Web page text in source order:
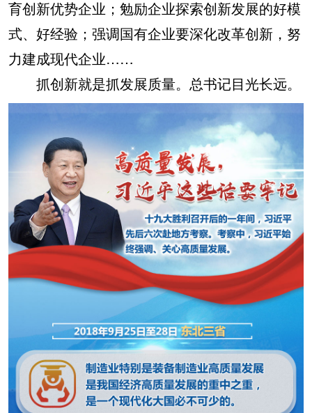
育创新优势企业；勉励企业探索创新发展的好模
式、好经验；强调国有企业要深化改革创新，努
力建成现代企业……
抓创新就是抓发展质量。总书记目光长远。